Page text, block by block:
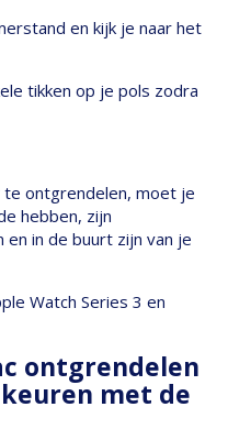
en kijk je naar het
tikken op je pols zodra
te ontgrendelen, moet je
hebben, zijn
in de buurt zijn van je
Watch Series 3 en
ontgrendelen
met de